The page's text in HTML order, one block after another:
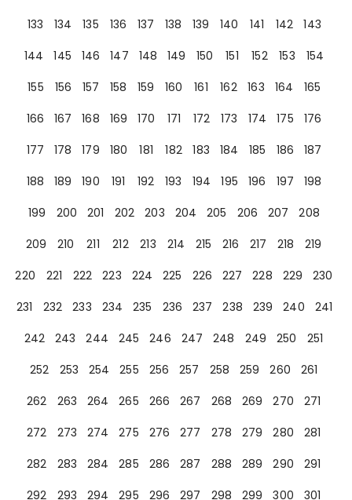
133
134 135 136 137 138 139 140 141 142
143
144
145 146 147 148 149 150 151 152 153
154
155
156 157 158 159 160 161 162 163 164
165
166
167 168 169 170 171 172 173 174 175
176
177
178 179 180 181 182 183 184 185 186
187
188
189 190 191 192 193 194 195 196 197
198
199
200 201 202 203 204 205 206 207
208
209
210 211 212 213 214 215 216 217 218
219
220
221 222 223 224 225 226 227 228 229
230
231
232 233 234 235 236 237 238 239 240
241
242
243 244 245 246 247 248 249 250
251
252
253 254 255 256 257 258 259 260
261
262
263 264 265 266 267 268 269 270
271
272
273 274 275 276 277 278 279 280
281
282
283 284 285 286 287 288 289 290
291
292
293 294 295 296 297 298 299 300 301